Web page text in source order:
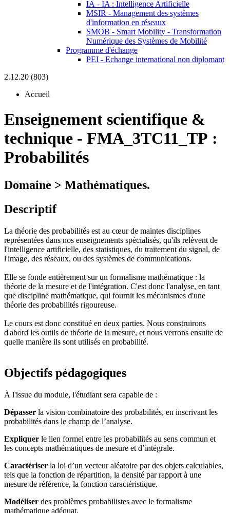
IA - IA : Intelligence Artificielle
MSIR - Management des systèmes
d'information en réseaux
SMOB - Smart Mobility - Transformation
Numérique des Systèmes de Mobilité
Programme d'échange
PEI - Echange international non diplomant
2.12.20 (803)
Accueil
Enseignement scientifique &
technique - FMA_3TC11_TP :
Probabilités
Domaine > Mathématiques.
Descriptif
La théorie des probabilités est au cœur de maintes disciplines
représentées dans nos enseignements spécialisés, qu'ils relèvent de
l'intelligence artificielle, des statistiques, du traitement du signal, de
l'image, des réseaux, ou des systèmes de communications.
Elle se fonde entièrement sur un formalisme mathématique : la
théorie de la mesure et de l'intégration. C'est donc l'analyse, en tant
que discipline mathématique, qui fournit les mécanismes d'une
théorie des probabilités rigoureuse.
Le cours est donc constitué en deux parties. Nous construirons
d'abord les outils de théorie de la mesure, et nous verrons ensuite de
quelle manière ils sont utilisés en probabilité.
Objectifs pédagogiques
À l'issue du module, l'étudiant sera capable de :
Dépasser la vision combinatoire des probabilités, en inscrivant les
probabilités dans le champ de l’analyse.
Expliquer le lien formel entre les probabilités au sens commun et
les concepts mathématiques de mesure et d’intégrale.
Caractériser la loi d’un vecteur aléatoire par des objets calculables,
tels que la fonction de répartition, la densité par rapport à une
mesure de référence, la fonction caractéristique.
Modéliser des problèmes probabilistes avec le formalisme
mathématique adéquat.